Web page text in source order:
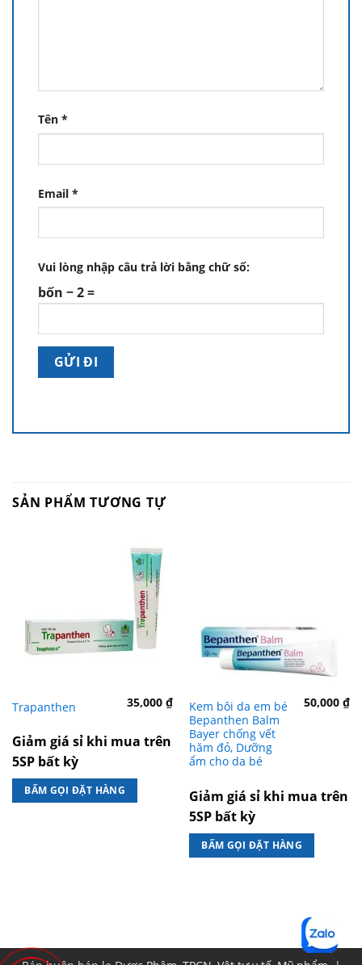
Tên *
Email *
Vui lòng nhập câu trả lời bằng chữ số:
bốn − 2 =
SẢN PHẨM TƯƠNG TỰ
Trapanthen 35,000₫
Giảm giá sỉ khi mua trên
5SP bất kỳ
BẤM GỌI ĐẶT HÀNG
Kem bôi da em bé
Bepanthen Balm
Bayer chống vết
hăm đỏ, Dưỡng
ẩm cho da bé
50,000₫
Giảm giá sỉ khi mua trên
5SP bất kỳ
BẤM GỌI ĐẶT HÀNG